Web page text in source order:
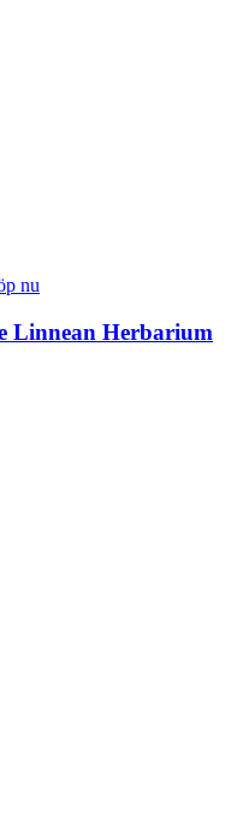
nu
Linnean Herbarium